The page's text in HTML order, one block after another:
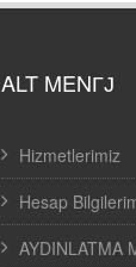
ALT MENГЈ
Hizmetlerimiz
Hesap
AYDINLATMA